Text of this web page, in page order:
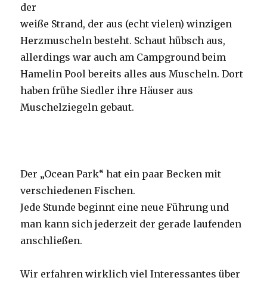
der
weiße Strand, der aus (echt vielen) winzigen
Herzmuscheln besteht. Schaut hübsch aus,
allerdings war auch am Campground beim
Hamelin Pool bereits alles aus Muscheln. Dort
haben frühe Siedler ihre Häuser aus
Muschelziegeln gebaut.
Der „Ocean Park“ hat ein paar Becken mit
verschiedenen Fischen.
Jede Stunde beginnt eine neue Führung und
man kann sich jederzeit der gerade laufenden
anschließen.
Wir erfahren wirklich viel Interessantes über